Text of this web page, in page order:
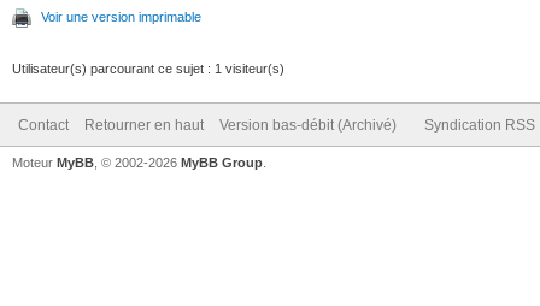
Voir une version imprimable
Utilisateur(s) parcourant ce sujet : 1 visiteur(s)
Contact Retourner en haut Version bas-débit (Archivé) Syndication RSS
Moteur MyBB , © 2002-2026 MyBB Group